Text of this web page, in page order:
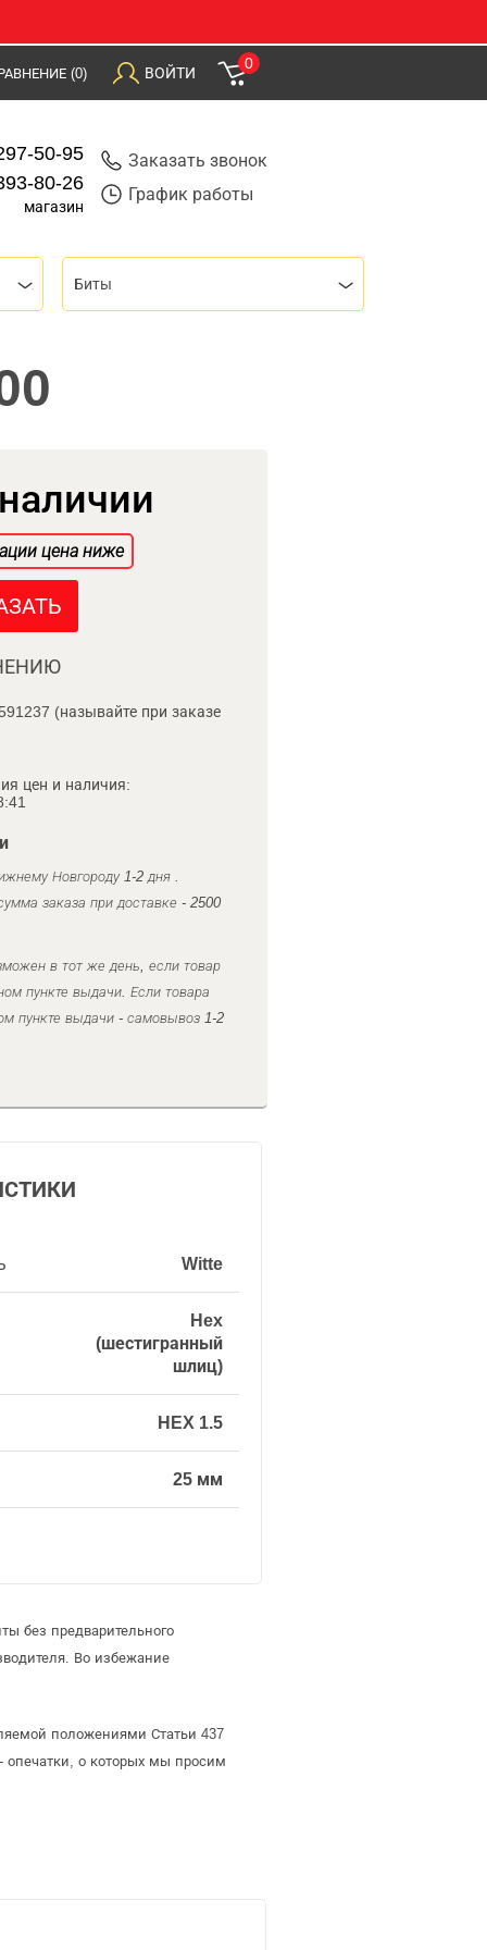
(0) ВОЙТИ
0
50-95
80-26
магазин
Заказать звонок
График работы
Биты
цена ниже
(называйте при заказе
цен и наличия:
Новгороду 1-2 дня .
заказа при доставке - 2500
в тот же день, если товар
пункте выдачи. Если товара
пункте выдачи - самовывоз 1-2
Witte
Hex
(шестигранный
шлиц)
HEX 1.5
25 мм
без предварительного
Во избежание
положениями Статьи 437
опечатки, о которых мы просим